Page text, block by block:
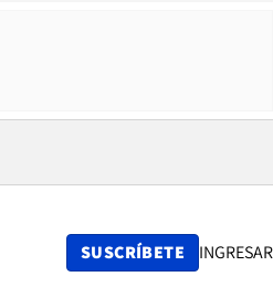
SUSCRÍBETE INGRESAR